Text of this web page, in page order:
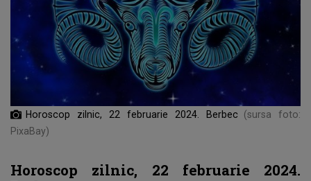
Horoscop zilnic, 22 februarie 2024. Berbec
(sursa foto:
PixaBay)
Horoscop zilnic, 22 februarie 2024.